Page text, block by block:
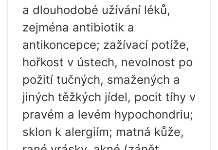
a dlouhodobé užívání léků,
zejména antibiotik a
antikoncepce; zažívací potíže,
hořkost v ústech, nevolnost po
požití tučných, smažených a
jiných těžkých jídel, pocit tíhy v
pravém a levém hypochondriu;
sklon k alergiím; matná kůže,